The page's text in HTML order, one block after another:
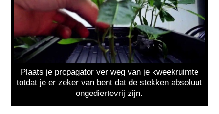
Plaats je propagator ver weg van je kweekruimte
totdat je er zeker van bent dat de stekken absoluut
ongediertevrij zijn.